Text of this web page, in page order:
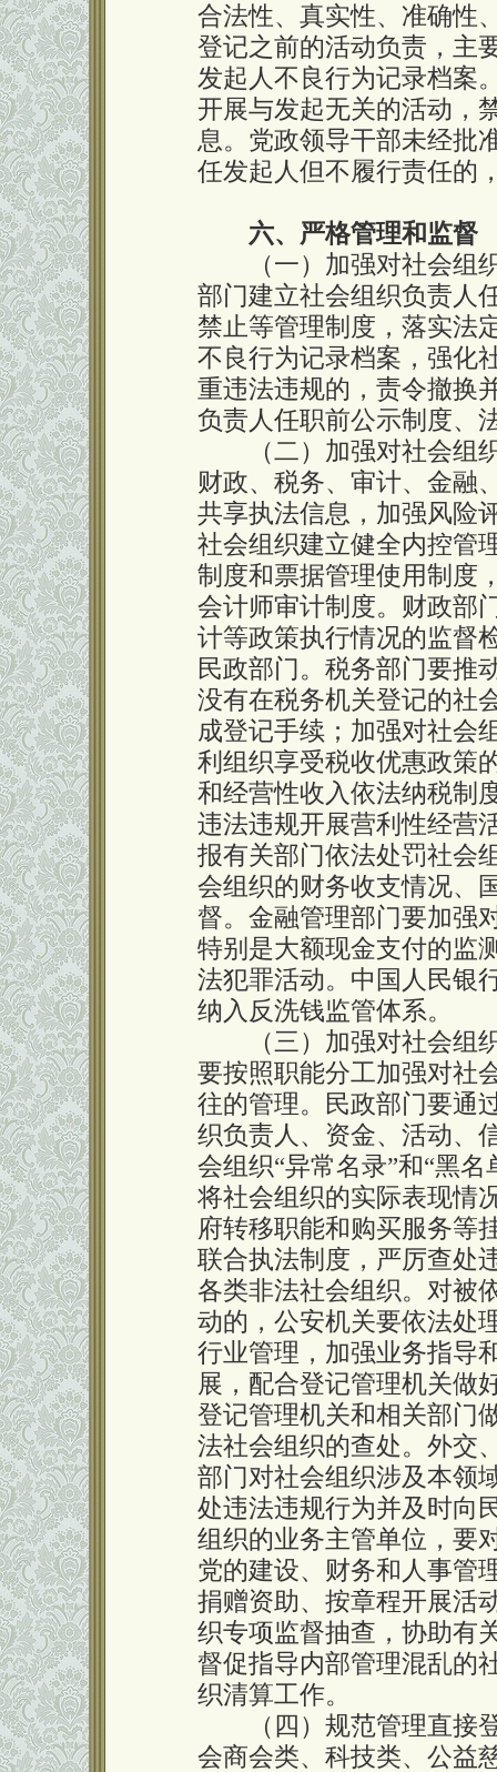
合法性、真实性、准确性
登记之前的活动负责，主
发起人不良行为记录档案
开展与发起无关的活动，
息。党政领导干部未经批
任发起人但不履行责任的
六、严格管理和监督
（一）加强对社会组织
部门建立社会组织负责人
禁止等管理制度，落实法
不良行为记录档案，强化
重违法违规的，责令撤换
负责人任职前公示制度、
（二）加强对社会组织
财政、税务、审计、金融
共享执法信息，加强风险
社会组织建立健全内控管
制度和票据管理使用制度
会计师审计制度。财政部
计等政策执行情况的监督
民政部门。税务部门要推
没有在税务机关登记的社
成登记手续；加强对社会
利组织享受税收优惠政策
和经营性收入依法纳税制
违法违规开展营利性经营
报有关部门依法处罚社会
会组织的财务收支情况、
督。金融管理部门要加强
特别是大额现金支付的监
法犯罪活动。中国人民银
纳入反洗钱监管体系。
（三）加强对社会组织
要按照职能分工加强对社
往的管理。民政部门要通
织负责人、资金、活动、
会组织“异常名录”和“黑
将社会组织的实际表现情
府转移职能和购买服务等
联合执法制度，严厉查处
各类非法社会组织。对被
动的，公安机关要依法处
行业管理，加强业务指导
展，配合登记管理机关做
登记管理机关和相关部门
法社会组织的查处。外交
部门对社会组织涉及本领
处违法违规行为并及时向
组织的业务主管单位，要
党的建设、财务和人事管
捐赠资助、按章程开展活
织专项监督抽查，协助有
督促指导内部管理混乱的
织清算工作。
（四）规范管理直接登
会商会类、科技类、公益